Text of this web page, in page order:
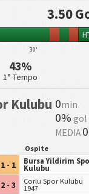
3.50
30'
43%
1° Tempo
Kulubu 0min
0% gol
MEDIA 0
Ospite
1 - 1
Bursa Yildirim
Kulubu
2 - 3
Corlu Spor Kulubu
1947